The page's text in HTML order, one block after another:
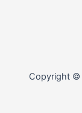
Copyright ©